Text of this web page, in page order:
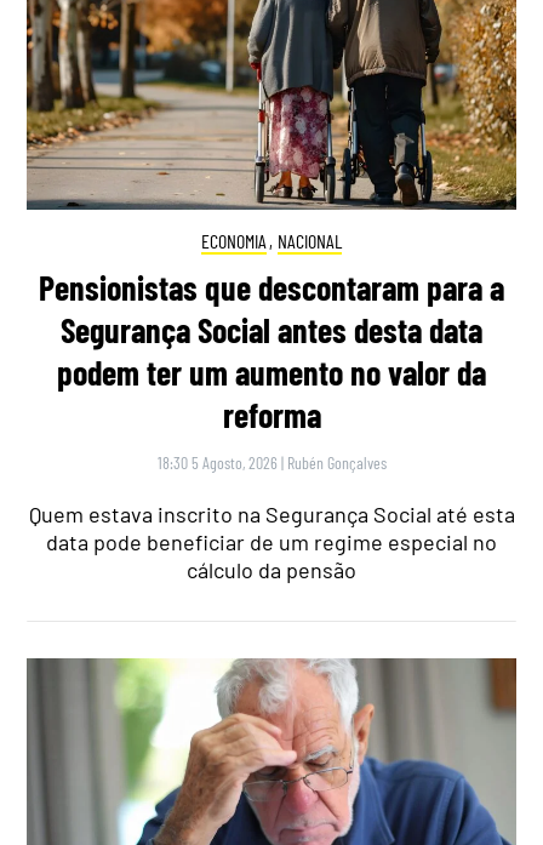
ECONOMIA , NACIONAL
Pensionistas que descontaram para a
Segurança Social antes desta data
podem ter um aumento no valor da
reforma
18:30 5 Agosto, 2026 | Rubén Gonçalves
Quem estava inscrito na Segurança Social até esta
data pode beneficiar de um regime especial no
cálculo da pensão